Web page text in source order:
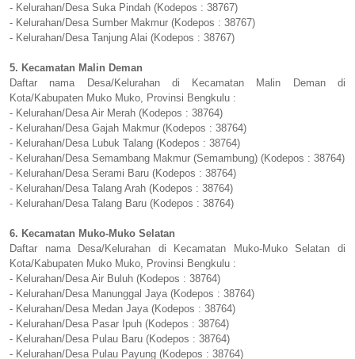
- Kelurahan/Desa Suka Pindah (Kodepos : 38767)
- Kelurahan/Desa Sumber Makmur (Kodepos : 38767)
- Kelurahan/Desa Tanjung Alai (Kodepos : 38767)
5. Kecamatan Malin Deman
Daftar nama Desa/Kelurahan di Kecamatan Malin Deman di
Kota/Kabupaten Muko Muko, Provinsi Bengkulu :
- Kelurahan/Desa Air Merah (Kodepos : 38764)
- Kelurahan/Desa Gajah Makmur (Kodepos : 38764)
- Kelurahan/Desa Lubuk Talang (Kodepos : 38764)
- Kelurahan/Desa Semambang Makmur (Semambung) (Kodepos : 38764)
- Kelurahan/Desa Serami Baru (Kodepos : 38764)
- Kelurahan/Desa Talang Arah (Kodepos : 38764)
- Kelurahan/Desa Talang Baru (Kodepos : 38764)
6. Kecamatan Muko-Muko Selatan
Daftar nama Desa/Kelurahan di Kecamatan Muko-Muko Selatan di
Kota/Kabupaten Muko Muko, Provinsi Bengkulu :
- Kelurahan/Desa Air Buluh (Kodepos : 38764)
- Kelurahan/Desa Manunggal Jaya (Kodepos : 38764)
- Kelurahan/Desa Medan Jaya (Kodepos : 38764)
- Kelurahan/Desa Pasar Ipuh (Kodepos : 38764)
- Kelurahan/Desa Pulau Baru (Kodepos : 38764)
- Kelurahan/Desa Pulau Payung (Kodepos : 38764)